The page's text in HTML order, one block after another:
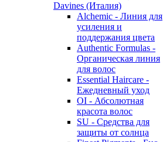
Davines (Италия)
Alchemic - Линия для
усиления и
поддержания цвета
Authentic Formulas -
Органическая линия
для волос
Essential Haircare -
Eжедневный уход
OI - Абсолютная
красота волос
SU - Средства для
защиты от солнца